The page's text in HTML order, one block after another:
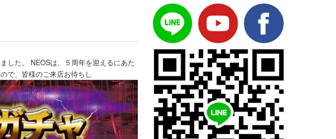
した。 NEOSは、５周年を迎えるにあた
で、皆様のご来店お待ちし